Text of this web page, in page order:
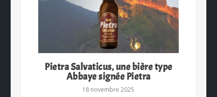
Pietra Salvaticus, une bière type
Abbaye signée Pietra
18 novembre 2025